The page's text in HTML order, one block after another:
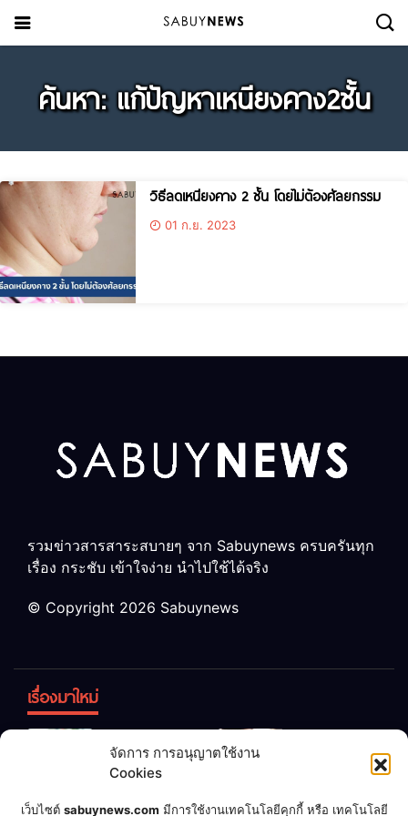
จัดการ การอนุญาตใช้งาน
Cookies
เว็บไซต์ sabuynews.com มีการใช้งานเทคโนโลยีคุกกี้ หรือ เทคโนโลยี
ค้นหา: แก้ปัญหาเหนียงคาง2ชั้น
วิธีลดเหนียงคาง 2 ชั้น โดยไม่ต้องศัลยกรรม
01 ก.ย. 2023
รวมข่าวสารสาระสบายๆ จาก Sabuynews ครบครันทุก
เรื่อง กระชับ เข้าใจง่าย นำไปใช้ได้จริง
© Copyright 2026 Sabuynews
เรื่องมาใหม่
ทิ้ง! เปลี่ยน
เป็น “ปุ๋ย
จุลินทรีย์”
หญิง 12 ขวบ
แต่งงานกับ
เชื่อพ่อแล้ว เจ้าของคาร์